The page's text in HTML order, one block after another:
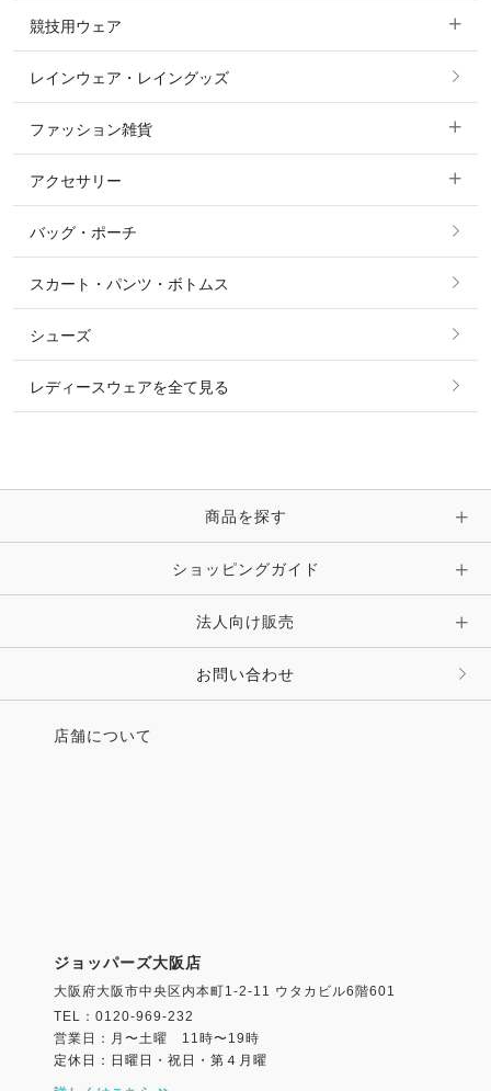
カットソー・Tシャツ・タンクトップ
ニット・セーター
シャツ・ブラウス・ワンピース
コート
ジャケット・ブルゾン
競技用ウェア
すべての競技用ウェア
ショージャケット
ショーシャツ
レインウェア・レイングッズ
ファッション雑貨
すべてのファッション雑貨
ソックス
ベルト
時計・財布・キーケース・革小物
キーホルダー・チャーム・ストラップ
その他 ファッション雑貨
アクセサリー
すべてのアクセサリー
リング
ピアス・イヤリング
ピン・ブローチ・コサージュ
その他 アクセサリー
バッグ・ポーチ
スカート・パンツ・ボトムス
シューズ
レディースウェアを全て見る
商品を探す
ショッピングガイド
法人向け販売
お問い合わせ
店舗について
ジョッパーズ大阪店
大阪府大阪市中央区内本町1-2-11 ウタカビル6階601
TEL：0120-969-232
営業日：月〜土曜 11時〜19時
定休日：日曜日・祝日・第４月曜